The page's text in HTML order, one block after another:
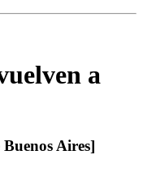
a
Aires]